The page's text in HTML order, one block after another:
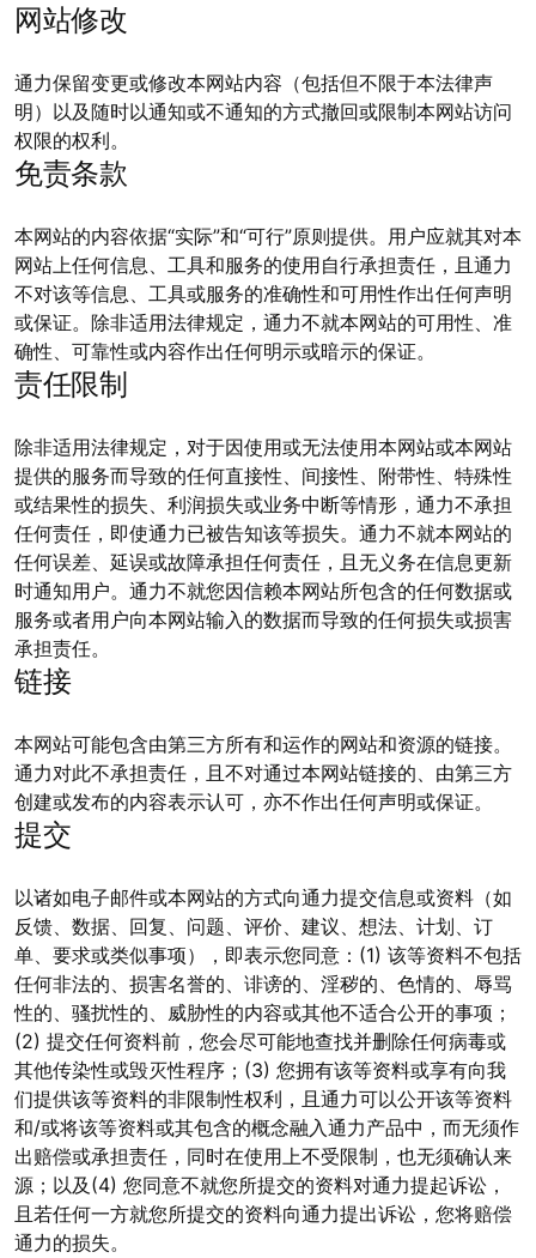
网站修改
通力保留变更或修改本网站内容（包括但不限于本法律声
明）以及随时以通知或不通知的方式撤回或限制本网站访问
权限的权利。
免责条款
本网站的内容依据“实际”和“可行”原则提供。用户应就其对本
网站上任何信息、工具和服务的使用自行承担责任，且通力
不对该等信息、工具或服务的准确性和可用性作出任何声明
或保证。除非适用法律规定，通力不就本网站的可用性、准
确性、可靠性或内容作出任何明示或暗示的保证。
责任限制
除非适用法律规定，对于因使用或无法使用本网站或本网站
提供的服务而导致的任何直接性、间接性、附带性、特殊性
或结果性的损失、利润损失或业务中断等情形，通力不承担
任何责任，即使通力已被告知该等损失。通力不就本网站的
任何误差、延误或故障承担任何责任，且无义务在信息更新
时通知用户。通力不就您因信赖本网站所包含的任何数据或
服务或者用户向本网站输入的数据而导致的任何损失或损害
承担责任。
链接
本网站可能包含由第三方所有和运作的网站和资源的链接。
通力对此不承担责任，且不对通过本网站链接的、由第三方
创建或发布的内容表示认可，亦不作出任何声明或保证。
提交
以诸如电子邮件或本网站的方式向通力提交信息或资料（如
反馈、数据、回复、问题、评价、建议、想法、计划、订
单、要求或类似事项），即表示您同意：(1) 该等资料不包括
任何非法的、损害名誉的、诽谤的、淫秽的、色情的、辱骂
性的、骚扰性的、威胁性的内容或其他不适合公开的事项；
(2) 提交任何资料前，您会尽可能地查找并删除任何病毒或
其他传染性或毁灭性程序；(3) 您拥有该等资料或享有向我
们提供该等资料的非限制性权利，且通力可以公开该等资料
和/或将该等资料或其包含的概念融入通力产品中，而无须作
出赔偿或承担责任，同时在使用上不受限制，也无须确认来
源；以及(4) 您同意不就您所提交的资料对通力提起诉讼，
且若任何一方就您所提交的资料向通力提出诉讼，您将赔偿
通力的损失。